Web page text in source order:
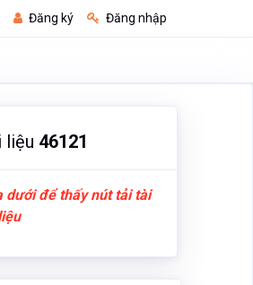
Đăng ký Đăng nhập
liệu 46121
dưới để thấy nút tải tài